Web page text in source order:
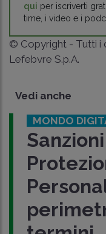
qui per iscriverti
time, i video e i
© Copyright - Tutti i
Lefebvre S.p.A.
Vedi anche
MONDO